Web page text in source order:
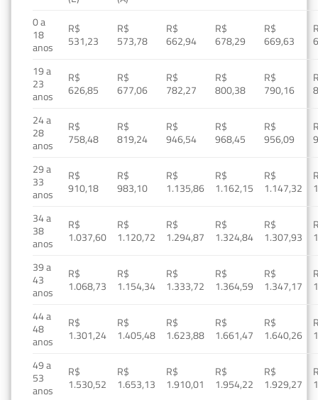
0 a
18
anos
R$
531,23
R$
573,78
R$
662,94
R$
678,29
R$
669,63
19 a
23
anos
R$
626,85
R$
677,06
R$
782,27
R$
800,38
R$
790,16
24 a
28
anos
R$
758,48
R$
819,24
R$
946,54
R$
968,45
R$
956,09
29 a
33
anos
R$
910,18
R$
983,10
R$
1.135,86
R$
1.162,15
R$
1.147,32
34 a
38
anos
R$
1.037,60
R$
1.120,72
R$
1.294,87
R$
1.324,84
R$
1.307,93
39 a
43
anos
R$
1.068,73
R$
1.154,34
R$
1.333,72
R$
1.364,59
R$
1.347,17
44 a
48
anos
R$
1.301,24
R$
1.405,48
R$
1.623,88
R$
1.661,47
R$
1.640,26
49 a
53
anos
R$
1.530,52
R$
1.653,13
R$
1.910,01
R$
1.954,22
R$
1.929,27